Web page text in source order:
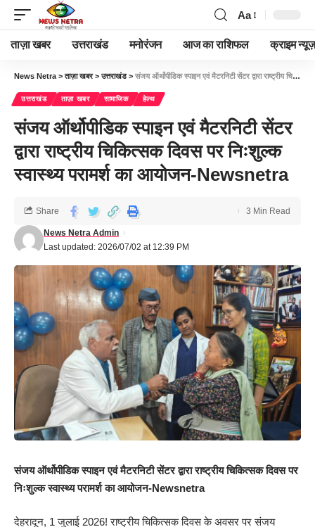
Aa
ताज़ा खबर उत्तराखंड मनोरंजन आज का राशिफल क्राइम न्यूज़
News Netra >ताज़ा खबर>उत्तराखंड> संजय ऑर्थोपीडिक स्पाइन एवं मैटरनिटी सेंटर द्वारा राष्ट्रीय चिकित्सक दिवस पर निःशुल्क स्वास्थ्य परामर्श का आयोजन-Newsnetra
उत्तराखंड ताज़ा खबर सामाजिक हेल्थ
संजय ऑर्थोपीडिक स्पाइन एवं मैटरनिटी सेंटर
द्वारा राष्ट्रीय चिकित्सक दिवस पर निःशुल्क
स्वास्थ्य परामर्श का आयोजन-Newsnetra
Last updated: 2026/07/02 at 12:39 PM
News Netra Admin
Share 3 Min Read
संजय ऑर्थोपीडिक स्पाइन एवं मैटरनिटी सेंटर द्वारा राष्ट्रीय चिकित्सक दिवस पर
निःशुल्क स्वास्थ्य परामर्श का आयोजन-Newsnetra
देहरादून, 1 जुलाई 2026! राष्ट्रीय चिकित्सक दिवस के अवसर पर संजय